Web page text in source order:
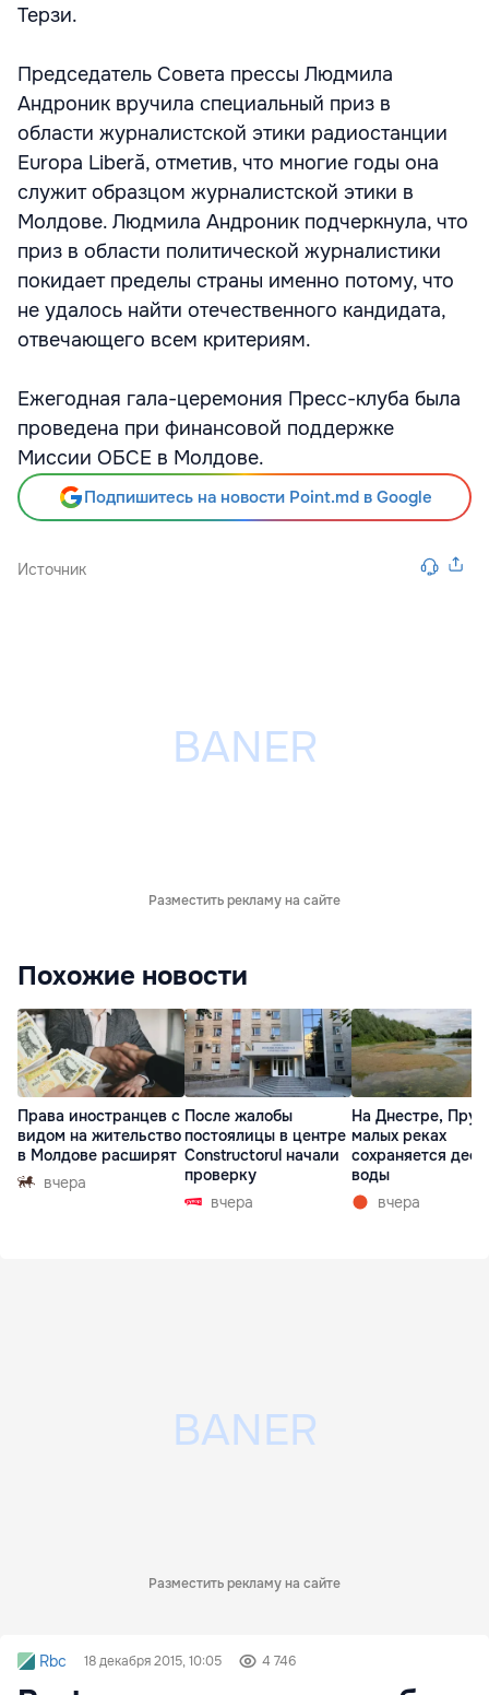
Терзи.
Председатель Совета прессы Людмила
Андроник вручила специальный приз в
области журналистской этики радиостанции
Europa Liberă, отметив, что многие годы она
служит образцом журналистской этики в
Молдове. Людмила Андроник подчеркнула, что
приз в области политической журналистики
покидает пределы страны именно потому, что
не удалось найти отечественного кандидата,
отвечающего всем критериям.
Ежегодная гала-церемония Пресс-клуба была
проведена при финансовой поддержке
Миссии ОБСЕ в Молдове.
Подпишитесь на новости Point.md в Google
Источник
Разместить рекламу на сайте
Похожие новости
Права иностранцев с
видом на жительство
в Молдове расширят
вчера
После жалобы
постоялицы в центре
Constructorul начали
проверку
вчера
На Днестре,
малых реках
сохраняется
воды
вчера
Разместить рекламу на сайте
Rbc 18 декабря 2015, 10:05 4 746